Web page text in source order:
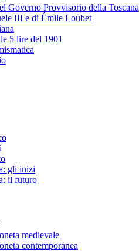
Governo Provvisorio della Toscana
III e di Émile Loubet
5 lire del 1901
gli inizi
il futuro
medievale
contemporanea